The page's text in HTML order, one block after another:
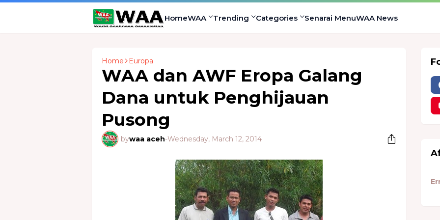
HomeWAA Trending Categories Senarai MenuWAA News
Home Europa
WAA dan AWF Eropa Galang
Dana untuk Penghijauan
Pusong
bywaa aceh-Wednesday, March 12, 2014